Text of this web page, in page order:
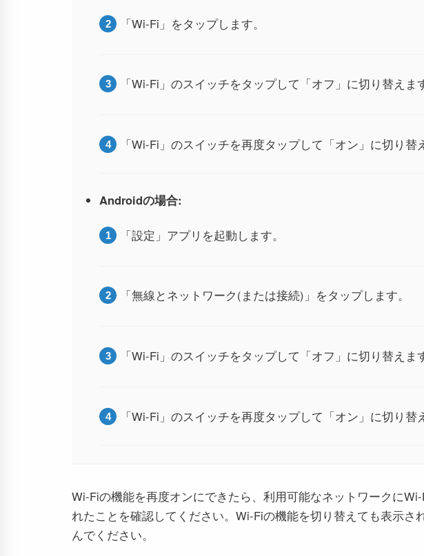
「Wi-Fi」をタップします。
「Wi-Fi」のスイッチをタップして「オフ」に切り替えま
「Wi-Fi」のスイッチを再度タップして「オン」に切り替
Androidの場合:
「設定」アプリを起動します。
「無線とネットワーク(または接続)」をタップします。
「Wi-Fi」のスイッチをタップして「オフ」に切り替えま
「Wi-Fi」のスイッチを再度タップして「オン」に切り替
Wi-Fiの機能を再度オンにできたら、利用可能なネットワークに
れたことを確認してください。Wi-Fiの機能を切り替えても表示さ
んでください。